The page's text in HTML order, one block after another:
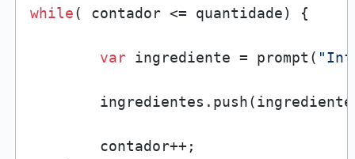
while( contador <= quantidade) {
var ingrediente = prompt(
        contador++;